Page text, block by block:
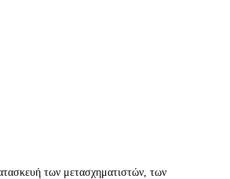
των μετασχηματιστών, των